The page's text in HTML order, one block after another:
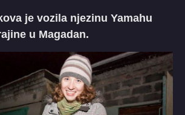
je vozila njezinu Yamahu
u Magadan.